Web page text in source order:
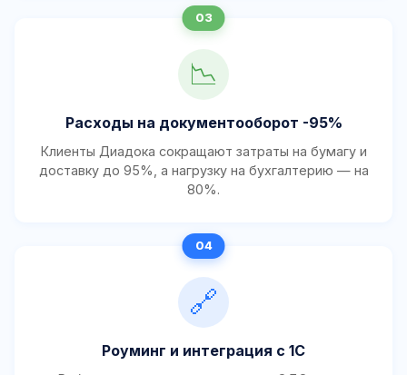
📉
Расходы на документооборот -95%
Клиенты Диадока сокращают затраты на бумагу и
доставку до 95%, а нагрузку на бухгалтерию — на
80%.
🔗
Роуминг и интеграция с 1С